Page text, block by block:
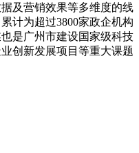
及营销效果等多维度的线
计为超过3800家政企机构
是广州市建设国家级科技
创新发展项目等重大课题